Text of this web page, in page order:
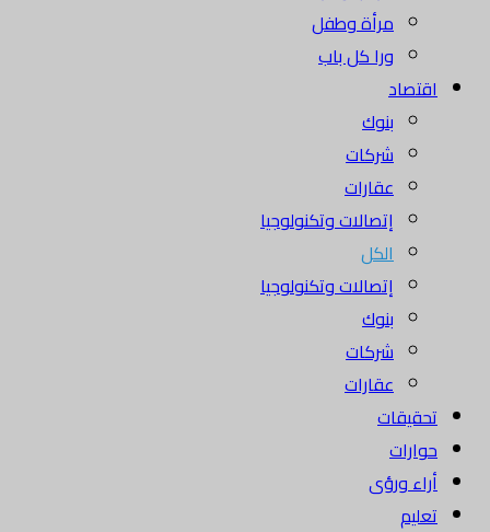
مرأة وطفل
ورا كل باب
اقتصاد
بنوك
شركات
عقارات
إتصالات وتكنولوجيا
الكل
إتصالات وتكنولوجيا
بنوك
شركات
عقارات
تحقيقات
حوارات
أراء ورؤى
تعليم